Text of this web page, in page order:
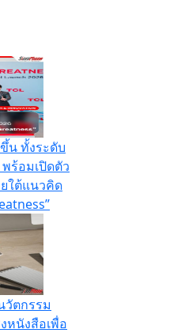
น ทั้งระดับ
ร้อมเปิดตัว
ใต้แนวคิด
วัตกรรม
หนังสือเพื่อ